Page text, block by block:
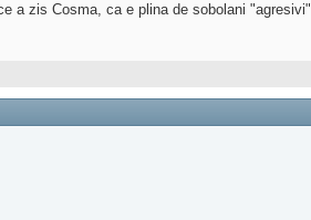
a zis Cosma, ca e plina de sobolani "agresivi"